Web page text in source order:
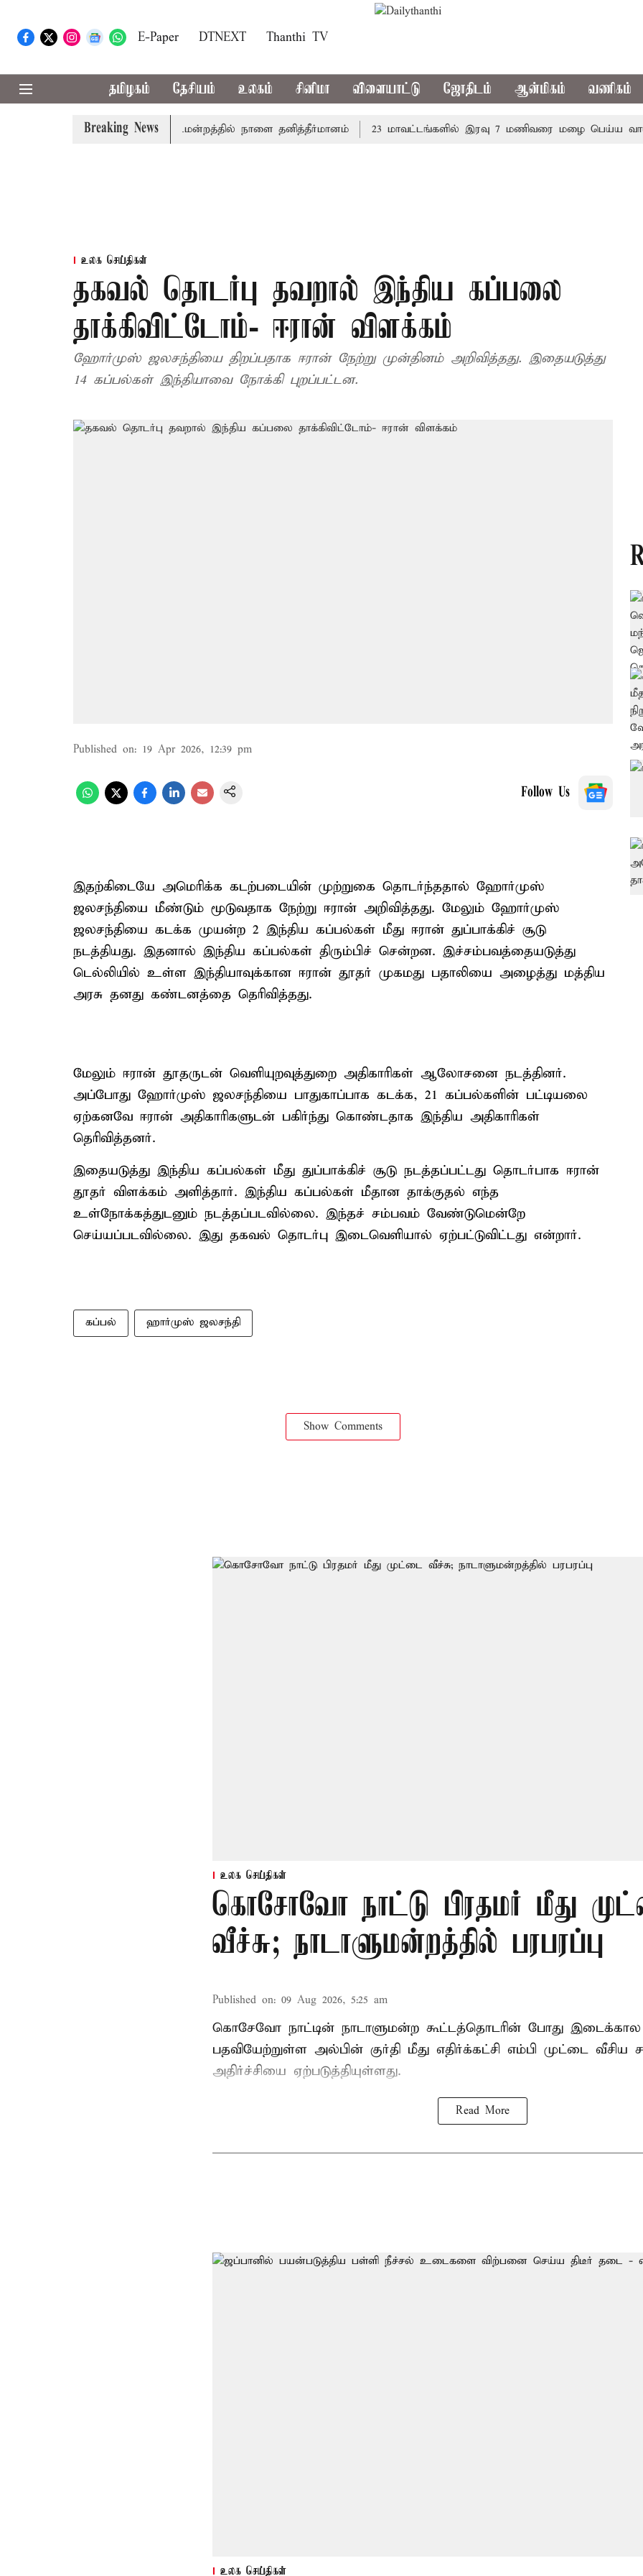
E-Paper DTNEXT Thanthi TV
தமிழகம் தேசியம் உலகம் சினிமா விளையாட்டு ஜோதிடம் ஆன்மிகம் வணிகம்
Breaking News
தமிழ்த்தாய் வாழ்த்து: சட்டமன்றத்தில் நாளை தனித்தீர்மானம் 23 மாவட்டங்களில் இரவு 7 மணிவரை மழை பெய்ய வாய்ப்பு
உலக செய்திகள்
தகவல் தொடர்பு தவறால் இந்திய கப்பலை
தாக்கிவிட்டோம்- ஈரான் விளக்கம்
ஹோர்முஸ் ஜலசந்தியை திறப்பதாக ஈரான் நேற்று முன்தினம் அறிவித்தது. இதையடுத்து
14 கப்பல்கள் இந்தியாவை நோக்கி புறப்பட்டன.
Published on: 19 Apr 2026, 12:39 pm
Follow Us
இதற்கிடையே அமெரிக்க கடற்படையின் முற்றுகை தொடர்ந்ததால் ஹோர்முஸ்
ஜலசந்தியை மீண்டும் மூடுவதாக நேற்று ஈரான் அறிவித்தது. மேலும் ஹோர்முஸ்
ஜலசந்தியை கடக்க முயன்ற 2 இந்திய கப்பல்கள் மீது ஈரான் துப்பாக்கிச் சூடு
நடத்தியது. இதனால் இந்திய கப்பல்கள் திரும்பிச் சென்றன. இச்சம்பவத்தையடுத்து
டெல்லியில் உள்ள இந்தியாவுக்கான ஈரான் தூதர் முகமது பதாலியை அழைத்து மத்திய
அரசு தனது கண்டனத்தை தெரிவித்தது.
மேலும் ஈரான் தூதருடன் வெளியுறவுத்துறை அதிகாரிகள் ஆலோசனை நடத்தினர்.
அப்போது ஹோர்முஸ் ஜலசந்தியை பாதுகாப்பாக கடக்க, 21 கப்பல்களின் பட்டியலை
ஏற்கனவே ஈரான் அதிகாரிகளுடன் பகிர்ந்து கொண்டதாக இந்திய அதிகாரிகள்
தெரிவித்தனர்.
இதையடுத்து இந்திய கப்பல்கள் மீது துப்பாக்கிச் சூடு நடத்தப்பட்டது தொடர்பாக ஈரான்
தூதர் விளக்கம் அளித்தார். இந்திய கப்பல்கள் மீதான தாக்குதல் எந்த
உள்நோக்கத்துடனும் நடத்தப்படவில்லை. இந்தச் சம்பவம் வேண்டுமென்றே
செய்யப்படவில்லை. இது தகவல் தொடர்பு இடைவெளியால் ஏற்பட்டுவிட்டது என்றார்.
கப்பல் ஹார்முஸ் ஜலசந்தி
Show Comments
உலக செய்திகள்
கொசோவோ நாட்டு பிரதமர் மீது
வீச்சு; நாடாளுமன்றத்தில் பரபரப்பு
Published on: 09 Aug 2026, 5:25 am
கொசேவோ நாட்டின் நாடாளுமன்ற கூட்டத்தொடரின் போது இடைக்கால
பதவியேற்றுள்ள அல்பின் குர்தி மீது எதிர்க்கட்சி எம்பி முட்டை வீசிய
அதிர்ச்சியை ஏற்படுத்தியுள்ளது.
Read More
உலக செய்திகள்